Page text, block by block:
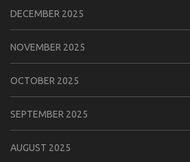
DECEMBER 2025
NOVEMBER 2025
OCTOBER 2025
SEPTEMBER 2025
AUGUST 2025